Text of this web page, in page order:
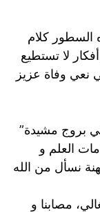
السطور كلام
لا تستطيع
نعي وفاة عزيز
في بروج مشيدة”
العلم و
نسأل من الله
مصابنا و